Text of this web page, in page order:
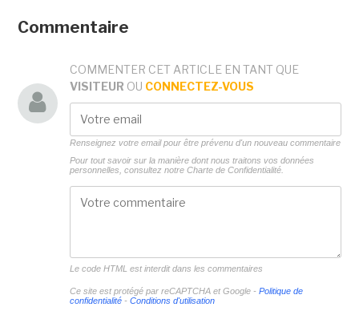
Commentaire
COMMENTER CET ARTICLE EN TANT QUE
VISITEUR OU CONNECTEZ-VOUS
Renseignez votre email pour être prévenu d'un nouveau commentaire
Pour tout savoir sur la manière dont nous traitons vos données
personnelles, consultez notre Charte de Confidentialité.
Le code HTML est interdit dans les commentaires
Ce site est protégé par reCAPTCHA et Google - Politique de
confidentialité- Conditions d'utilisation